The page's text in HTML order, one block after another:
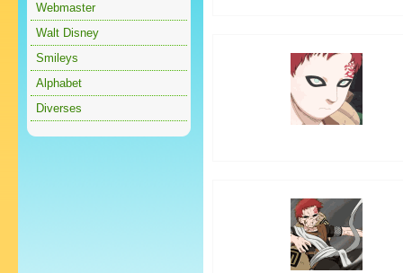
Webmaster
Walt Disney
Smileys
Alphabet
Diverses